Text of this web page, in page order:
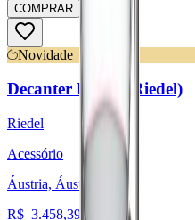
COMPRAR
Novidade
Decanter Riedel (Riedel)
Riedel
Acessório
Áustria, Áustria
R$ 3.458,39